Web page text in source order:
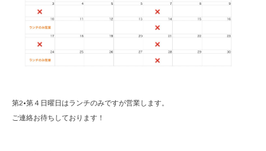
第2•第４日曜日はランチのみですが営業します。
ご連絡お待ちしております！